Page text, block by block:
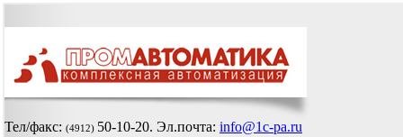
Тел/факс: (4912) 50-10-20. Эл.почта: info@1c-pa.ru